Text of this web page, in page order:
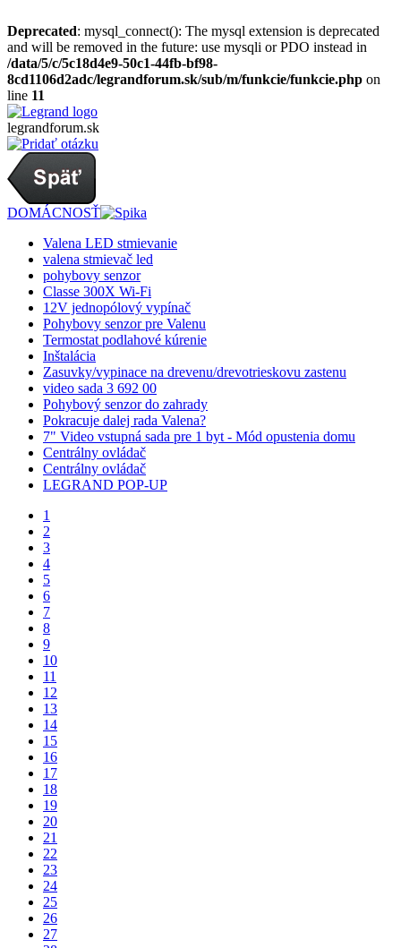
Deprecated: mysql_connect(): The mysql extension is deprecated
and will be removed in the future: use mysqli or PDO instead in
/data/5/c/5c18d4e9-50c1-44fb-bf98-
8cd1106d2adc/legrandforum.sk/sub/m/funkcie/funkcie.php on
line 11
legrandforum.sk
DOMÁCNOSŤ
Valena LED stmievanie
valena stmievač led
pohybovy senzor
Classe 300X Wi-Fi
12V jednopólový vypínač
Pohybovy senzor pre Valenu
Termostat podlahové kúrenie
Inštalácia
Zasuvky/vypinace na drevenu/drevotrieskovu zastenu
video sada 3 692 00
Pohybový senzor do zahrady
Pokracuje dalej rada Valena?
7" Video vstupná sada pre 1 byt - Mód opustenia domu
Centrálny ovládač
Centrálny ovládač
LEGRAND POP-UP
1
2
3
4
5
6
7
8
9
10
11
12
13
14
15
16
17
18
19
20
21
22
23
24
25
26
27